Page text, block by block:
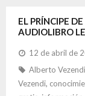
b
o
o
k
es
t
EL PRÍNCIPE
AUDIOLIBRO
12 de abril de
Alberto Vezendi
Vezendi,